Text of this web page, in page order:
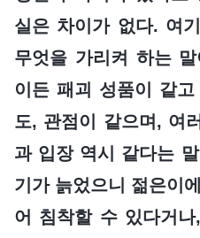
실은 차이가 없다. 여
무엇을 가리켜 하는
이든 패괴 성품이 같
도, 관점이 같으며, 여
과 입장 역시 같다는
기가 늙었으니 젊은이
어 침착할 수 있다거